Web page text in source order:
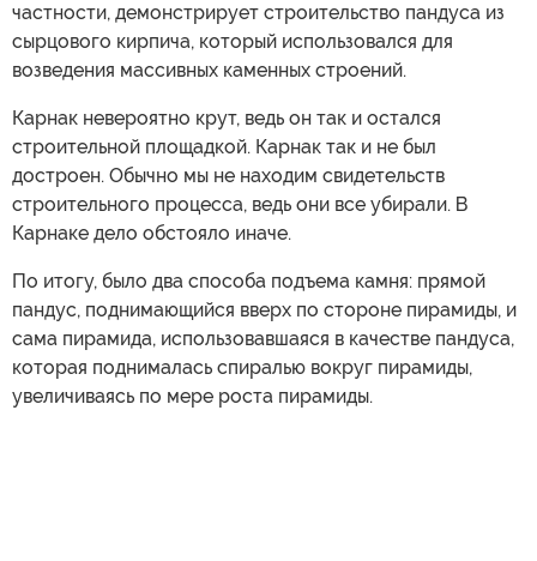
частности, демонстрирует строительство пандуса из
сырцового кирпича, который использовался для
возведения массивных каменных строений.
Карнак невероятно крут, ведь он так и остался
строительной площадкой. Карнак так и не был
достроен. Обычно мы не находим свидетельств
строительного процесса, ведь они все убирали. В
Карнаке дело обстояло иначе.
По итогу, было два способа подъема камня: прямой
пандус, поднимающийся вверх по стороне пирамиды, и
сама пирамида, использовавшаяся в качестве пандуса,
которая поднималась спиралью вокруг пирамиды,
увеличиваясь по мере роста пирамиды.